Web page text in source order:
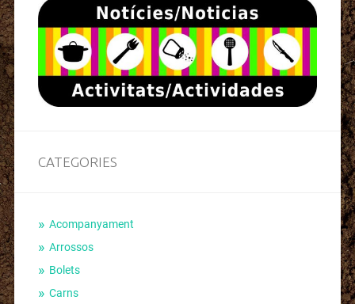
CATEGORIES
Acompanyament
Arrossos
Bolets
Carns